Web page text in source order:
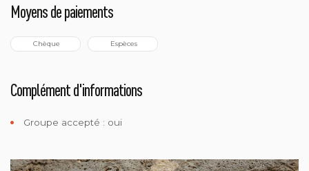
Moyens de paiements
Chèque Espèces
Complément d'informations
Groupe accepté : oui